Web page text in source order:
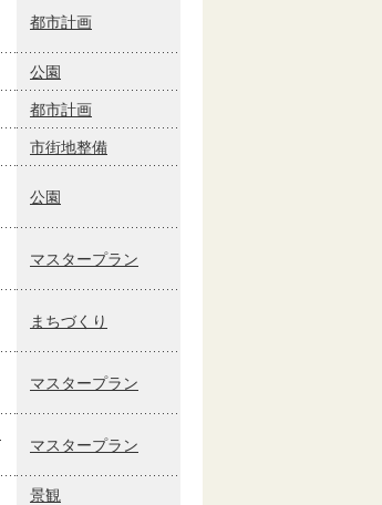
都市計画
公園
都市計画
市街地整備
公園
マスタープラン
まちづくり
マスタープラン
マスタープラン
景観